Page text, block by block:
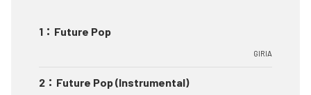
1 ： Future Pop
GIRIA
2 ： Future Pop (Instrumental)